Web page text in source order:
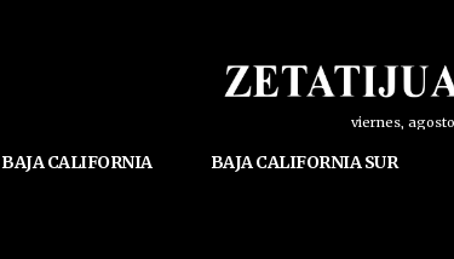
viernes,
BAJA CALIFORNIA BAJA CALIFORNIA SUR